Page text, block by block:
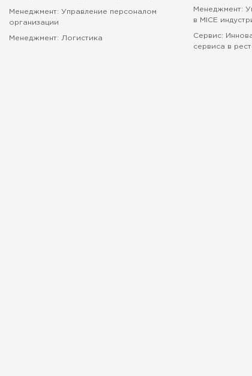
Менеджмент: Управление персоналом
организации
Менеджмент: Логистика
Менеджмент:
в MICE
Сервис:
сервиса в